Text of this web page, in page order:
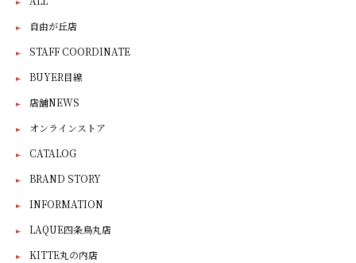
自由が丘店
STAFF COORDINATE
BUYER目線
店舗NEWS
オンラインストア
CATALOG
BRAND STORY
INFORMATION
LAQUE四条烏丸店
KITTE丸の内店